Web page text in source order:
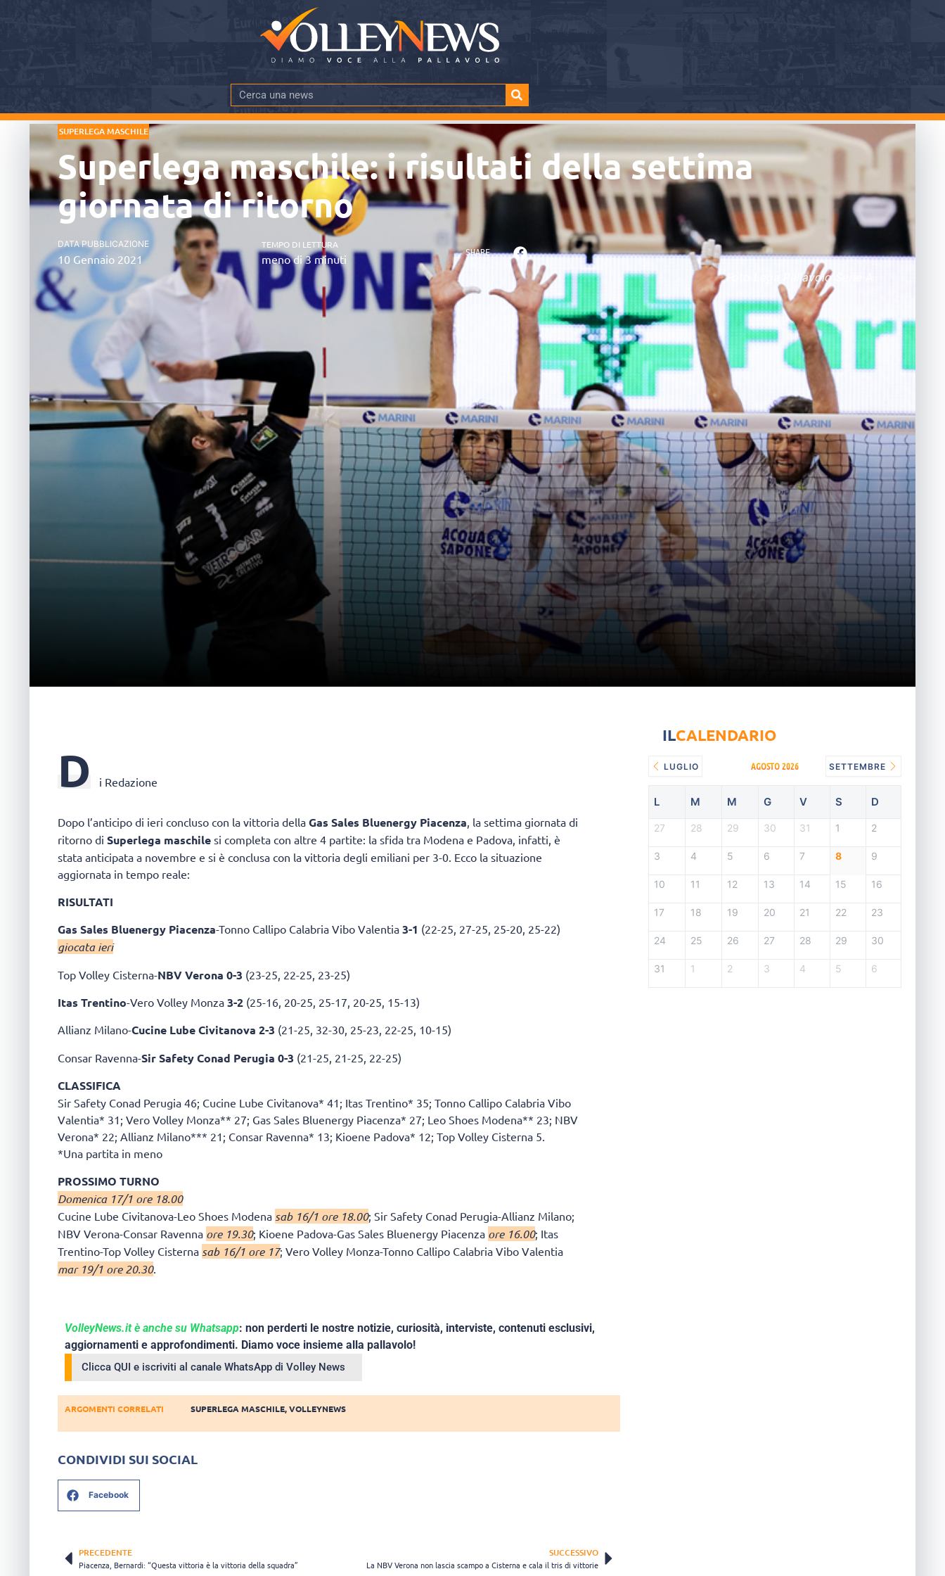
SUPERLEGA MASCHILE
Superlega maschile: i risultati della settima
giornata di ritorno
DATA PUBBLICAZIONE
10 Gennaio 2021
TEMPO DI LETTURA
meno di 3 minuti SHARE
Foto Lega Pallavolo Serie A
D i Redazione
Dopo l’anticipo di ieri concluso con la vittoria della Gas Sales Bluenergy Piacenza, la settima giornata di
ritorno di Superlega maschile si completa con altre 4 partite: la sfida tra Modena e Padova, infatti, è
stata anticipata a novembre e si è conclusa con la vittoria degli emiliani per 3-0. Ecco la situazione
aggiornata in tempo reale:
RISULTATI
Gas Sales Bluenergy Piacenza-Tonno Callipo Calabria Vibo Valentia 3-1 (22-25, 27-25, 25-20, 25-22)
giocata ieri
Top Volley Cisterna-NBV Verona 0-3 (23-25, 22-25, 23-25)
Itas Trentino-Vero Volley Monza 3-2 (25-16, 20-25, 25-17, 20-25, 15-13)
Allianz Milano-Cucine Lube Civitanova 2-3 (21-25, 32-30, 25-23, 22-25, 10-15)
Consar Ravenna-Sir Safety Conad Perugia 0-3 (21-25, 21-25, 22-25)
CLASSIFICA
Sir Safety Conad Perugia 46; Cucine Lube Civitanova* 41; Itas Trentino* 35; Tonno Callipo Calabria Vibo
Valentia* 31; Vero Volley Monza** 27; Gas Sales Bluenergy Piacenza* 27; Leo Shoes Modena** 23; NBV
Verona* 22; Allianz Milano*** 21; Consar Ravenna* 13; Kioene Padova* 12; Top Volley Cisterna 5.
*Una partita in meno
PROSSIMO TURNO
Domenica 17/1 ore 18.00
Cucine Lube Civitanova-Leo Shoes Modena sab 16/1 ore 18.00; Sir Safety Conad Perugia-Allianz Milano;
NBV Verona-Consar Ravenna ore 19.30; Kioene Padova-Gas Sales Bluenergy Piacenza ore 16.00; Itas
Trentino-Top Volley Cisterna sab 16/1 ore 17; Vero Volley Monza-Tonno Callipo Calabria Vibo Valentia
mar 19/1 ore 20.30.
VolleyNews.it è anche su Whatsapp: non perderti le nostre notizie, curiosità, interviste, contenuti esclusivi,
aggiornamenti e approfondimenti. Diamo voce insieme alla pallavolo!
Clicca QUI e iscriviti al canale WhatsApp di Volley News
ARGOMENTI CORRELATI SUPERLEGA MASCHILE,VOLLEYNEWS
CONDIVIDI SUI SOCIAL
Facebook
PRECEDENTE
Piacenza, Bernardi: “Questa vittoria è la vittoria della squadra”
SUCCESSIVO
La NBV Verona non lascia scampo a Cisterna e cala il tris di vittorie
ILCALENDARIO
LUGLIO AGOSTO 2026 SETTEMBRE
L M M G V S D
27 28 29 30 31 1 2
3 4 5 6 7 8 9
10 11 12 13 14 15 16
17 18 19 20 21 22 23
24 25 26 27 28 29 30
31 1 2 3 4 5 6